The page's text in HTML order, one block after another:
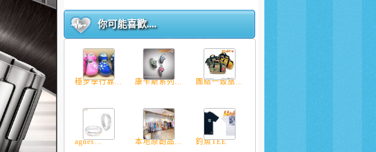
你可能喜歡....
穩步學行靠... 康卡斯系列... 團結一致旅...
agnés... 本地原創品... 釣魚TEE